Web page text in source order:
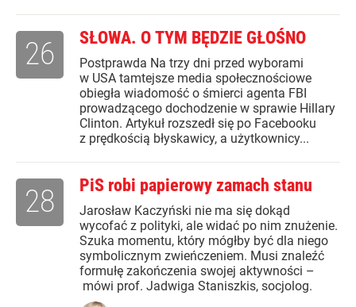
SŁOWA. O TYM BĘDZIE GŁOŚNO
Postprawda Na trzy dni przed wyborami
w USA tamtejsze media społecznościowe
obiegła wiadomość o śmierci agenta FBI
prowadzącego dochodzenie w sprawie Hillary
Clinton. Artykuł rozszedł się po Facebooku
z prędkością błyskawicy, a użytkownicy...
26
PiS robi papierowy zamach stanu
Jarosław Kaczyński nie ma się dokąd
wycofać z polityki, ale widać po nim znużenie.
Szuka momentu, który mógłby być dla niego
symbolicznym zwieńczeniem. Musi znaleźć
formułę zakończenia swojej aktywności –
mówi prof. Jadwiga Staniszkis, socjolog.
28